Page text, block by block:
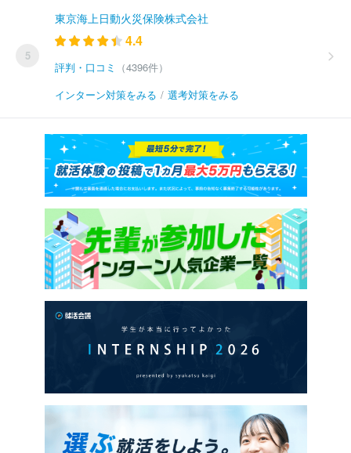
5
東京海上日動火災保険株式会社
4.4
評判・口コミ
（4396件）
インターン対策をみる / 選考対策をみる